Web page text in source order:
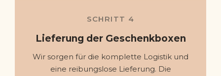
SCHRITT 4
Lieferung der Geschenkboxen
Wir sorgen für die komplette Logistik und
eine reibungslose Lieferung. Die